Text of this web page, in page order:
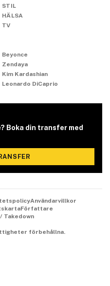
STIL
HÄLSA
TV
Beyonce
Zendaya
Kim Kardashian
Leonardo DiCaprio
Boka din transfer med
Användarvillkor
Författare
Takedown
förbehållna.